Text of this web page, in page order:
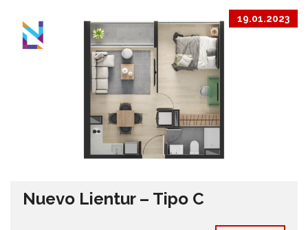
19.01.2023
Nuevo Lientur – Tipo C